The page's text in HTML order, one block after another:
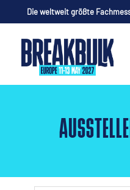
Die weltweit größte